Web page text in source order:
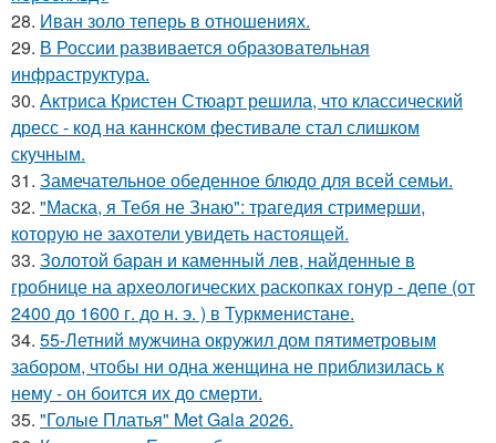
28. Иван золо теперь в отношениях.
29. В России развивается образовательная
инфраструктура.
30. Актриса Кристен Стюарт решила, что классический
дресс - код на каннском фестивале стал слишком
скучным.
31. Замечательное обеденное блюдо для всей семьи.
32. "Маска, я Тебя не Знаю": трагедия стримерши,
которую не захотели увидеть настоящей.
33. Золотой баран и каменный лев, найденные в
гробнице на археологических раскопках гонур - депе (от
2400 до 1600 г. до н. э. ) в Туркменистане.
34. 55-Летний мужчина окружил дом пятиметровым
забором, чтобы ни одна женщина не приблизилась к
нему - он боится их до смерти.
35. "Голые Платья" Met Gala 2026.